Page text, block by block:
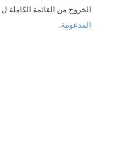
الخروج من القائمة الكاملة ل
المدعومة.